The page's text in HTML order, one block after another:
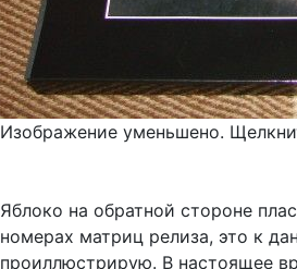
Изображение уменьшено.
Яблоко на обратной стороне
номерах матриц релиза, это к
проиллюстрирую. В настоящее